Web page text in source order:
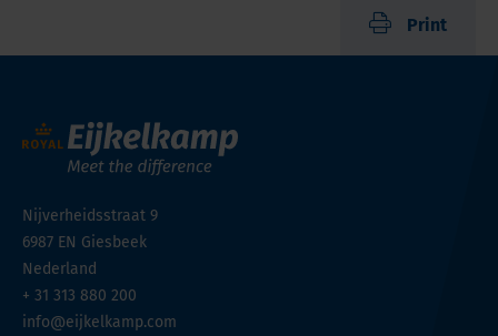
Print
Nijverheidsstraat 9
6987 EN Giesbeek
Nederland
+ 31 313 880 200
info@eijkelkamp.com